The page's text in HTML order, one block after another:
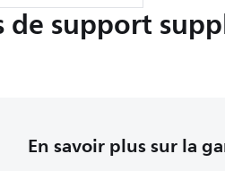
de support
En savoir plus sur la